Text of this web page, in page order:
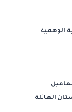
الوهمية
العائلة